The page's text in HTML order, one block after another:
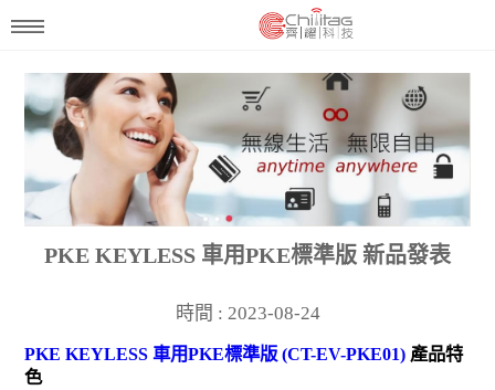
PKE KEYLESS 車用PKE標準版 新品發表
時間 : 2023-08-24
PKE KEYLESS 車用PKE標準版 (CT-EV-PKE01) 產品特
色